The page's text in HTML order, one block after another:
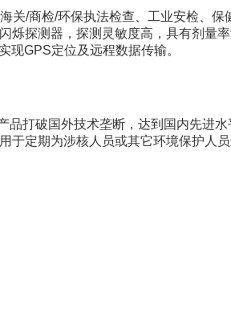
/商检/环保执法检查、工业安检、保
探测器，探测灵敏度高，具有剂量
GPS定位及远程数据传输。
打破国外技术垄断，达到国内先进水
定期为涉核人员或其它环境保护人